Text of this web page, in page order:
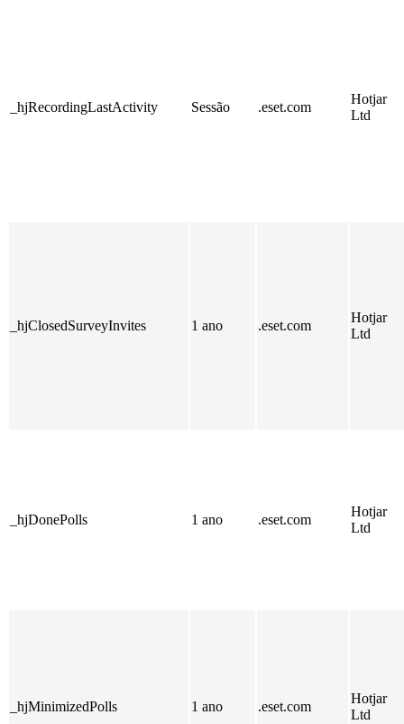
_hjRecordingLastActivity Sessão .eset.com
Hotjar
Ltd
_hjClosedSurveyInvites 1 ano .eset.com
Hotjar
Ltd
_hjDonePolls 1 ano .eset.com
Hotjar
Ltd
_hjMinimizedPolls 1 ano .eset.com
Hotjar
Ltd